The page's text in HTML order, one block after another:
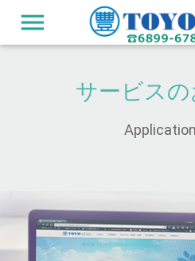
menu
サービス